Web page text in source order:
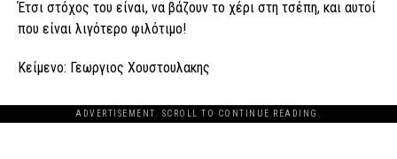
Έτσι στόχος του είναι, να βάζουν το χέρι στη τσέπη, και αυτοί
που είναι λιγότερο φιλότιμο!
Κείμενο: Γεωργιος Χουστουλακης
ADVERTISEMENT. SCROLL TO CONTINUE READING.